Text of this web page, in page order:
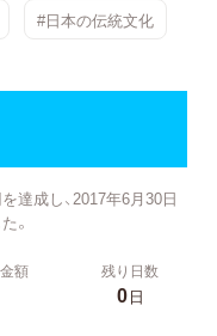
#日本の伝統文化
達成し、2017年6月30日
。
額 残り日数
0日